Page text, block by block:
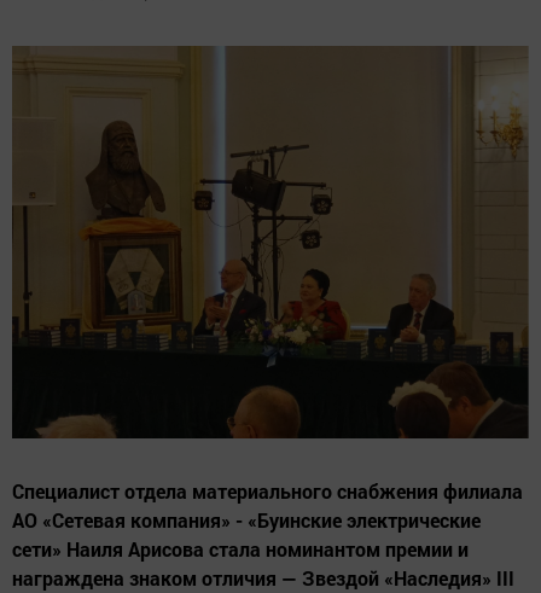
Специалист отдела материального снабжения филиала
АО «Сетевая компания» - «Буинские электрические
сети» Наиля Арисова стала номинантом премии и
награждена знаком отличия — Звездой «Наследия» III